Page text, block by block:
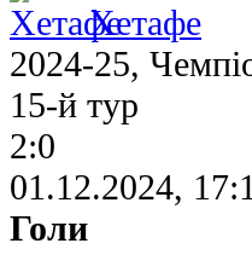
Хетафе
2024-25,
15-й тур
2:0
01.12.2024,
Голи